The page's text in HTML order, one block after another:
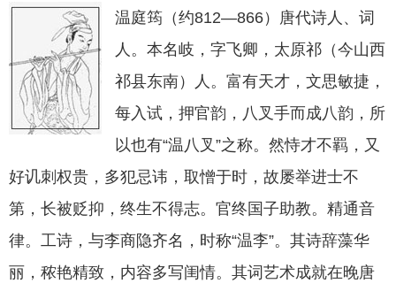
温庭筠（约812—866）唐代诗人、词
人。本名岐，字飞卿，太原祁（今山西
祁县东南）人。富有天才，文思敏捷，
每入试，押官韵，八叉手而成八韵，所
以也有“温八叉”之称。然恃才不羁，又
好讥刺权贵，多犯忌讳，取憎于时，故屡举进士不
第，长被贬抑，终生不得志。官终国子助教。精通音
律。工诗，与李商隐齐名，时称“温李”。其诗辞藻华
丽，秾艳精致，内容多写闺情。其词艺术成就在晚唐